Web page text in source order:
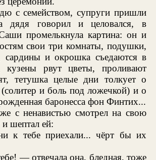
с семейством, супруги пришли
дядя говорил и целовался, в
промелькнула картина: он и
свои три комнаты, подушки,
сардины и окрошка съедаются в
кузены рвут цветы, проливают
тетушка целые дни толкует о
и боль под ложечкой) и о
баронесса фон Финтих...
с ненавистью смотрел на свою
шептал ей:
к тебе приехали... чёрт бы их
— отвечала она, бледная, тоже